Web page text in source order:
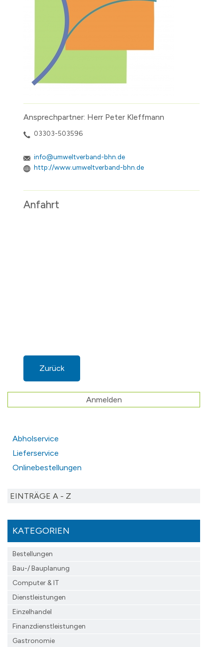
Ansprechpartner: Herr Peter Kleffmann
03303-503596
info@umweltverband-bhn.de
http://www.umweltverband-bhn.de
Anfahrt
Zurück
Anmelden
Abholservice
Lieferservice
Onlinebestellungen
EINTRÄGE A - Z
KATEGORIEN
Bestellungen
Bau-/ Bauplanung
Computer & IT
Dienstleistungen
Einzelhandel
Finanzdienst­leistungen
Gastronomie